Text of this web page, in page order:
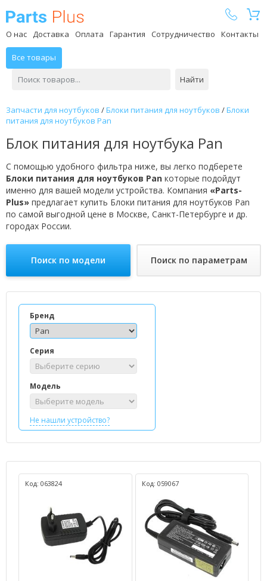
О нас Доставка Оплата Гарантия Сотрудничество Контакты
Все товары
Найти
Запчасти для ноутбуков /Блоки питания для ноутбуков /Блоки
питания для ноутбуков Pan
Блок питания для ноутбука Pan
С помощью удобного фильтра ниже, вы легко подберете
Блоки питания для ноутбуков Pan которые подойдут
именно для вашей модели устройства. Компания «Parts-
Plus» предлагает купить Блоки питания для ноутбуков Pan
по самой выгодной цене в Москве, Санкт-Петербурге и др.
городах России.
Поиск по модели Поиск по параметрам
Бренд
Серия
Модель
Не нашли устройство?
Код: 063824 Код: 059067